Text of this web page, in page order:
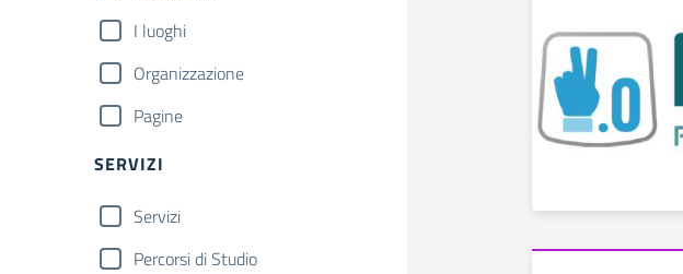
I luoghi
Organizzazione
Pagine
SERVIZI
Servizi
Percorsi di Studio